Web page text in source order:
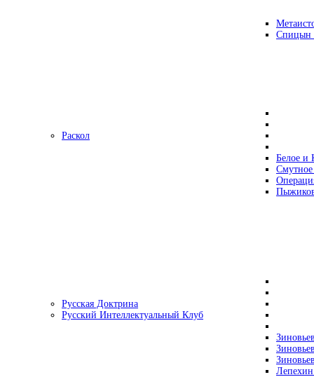
Раскол
Белое и
Русская Доктрина
Русский Интеллектуальный Клуб